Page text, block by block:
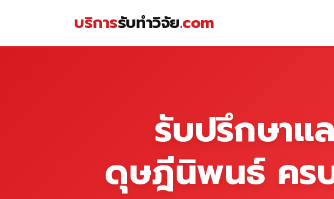
บริการรับทำวิจัย.com
รับปรึกษาแ
ดุษฎีนิพนธ์ คร